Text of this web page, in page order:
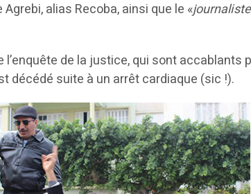
alias Recoba, ainsi que le «journaliste
de la justice, qui sont
décédé suite à un arrêt cardiaque (sic !).